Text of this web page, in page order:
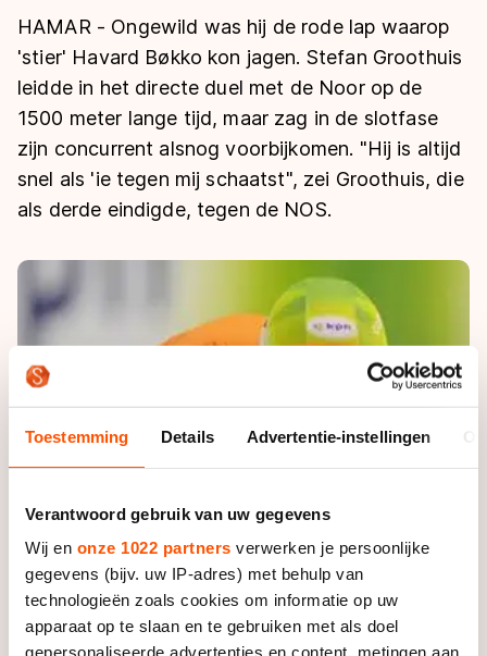
Toestemming Details Advertentie-instellingen
Verantwoord gebruik van uw gegevens
Wij en onze 1022 partners verwerken je persoonlijke
gegevens (bijv. uw IP-adres) met behulp van
technologieën zoals cookies om informatie op uw
apparaat op te slaan en te gebruiken met als doel
gepersonaliseerde advertenties en content, metingen aan
Langebaan
Shorttrack
Inlineskaten
Kunstschaatsen
Schoonrijden
Uitslagen
Langebaan
Shorttrack
Marathon
Inlineskaten
Tijden & historie
Ranglijsten Langebaan
Persoonlijke records & tijden
De weg op
Inschrijven wedstrijden
Algemene Nederlandse Schaatstijd
Deze zomer de weg op
Waar kan ik schaatsen en skaten?
Alles voor jou als schaatsfan
Evenementen
Tickets
Livestreams
Word schaatsfan!
Olympische Spelen
Olympische Spelen
Medaille overzicht
Medaillespiegel
Van Jong tot Goud verhalen
HAMAR - Ongewild was hij de rode lap waarop
'stier' Havard Bøkko kon jagen. Stefan Groothuis
leidde in het directe duel met de Noor op de
1500 meter lange tijd, maar zag in de slotfase
zijn concurrent alsnog voorbijkomen. "Hij is altijd
snel als 'ie tegen mij schaatst", zei Groothuis, die
als derde eindigde, tegen de NOS.